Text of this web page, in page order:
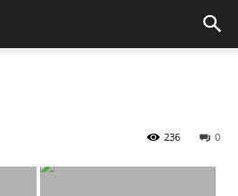
0
236